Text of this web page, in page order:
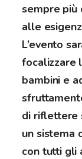
sempre più
alle
L’evento
focalizzare
bambini e
di riflettere
un sistema
con tutti gli